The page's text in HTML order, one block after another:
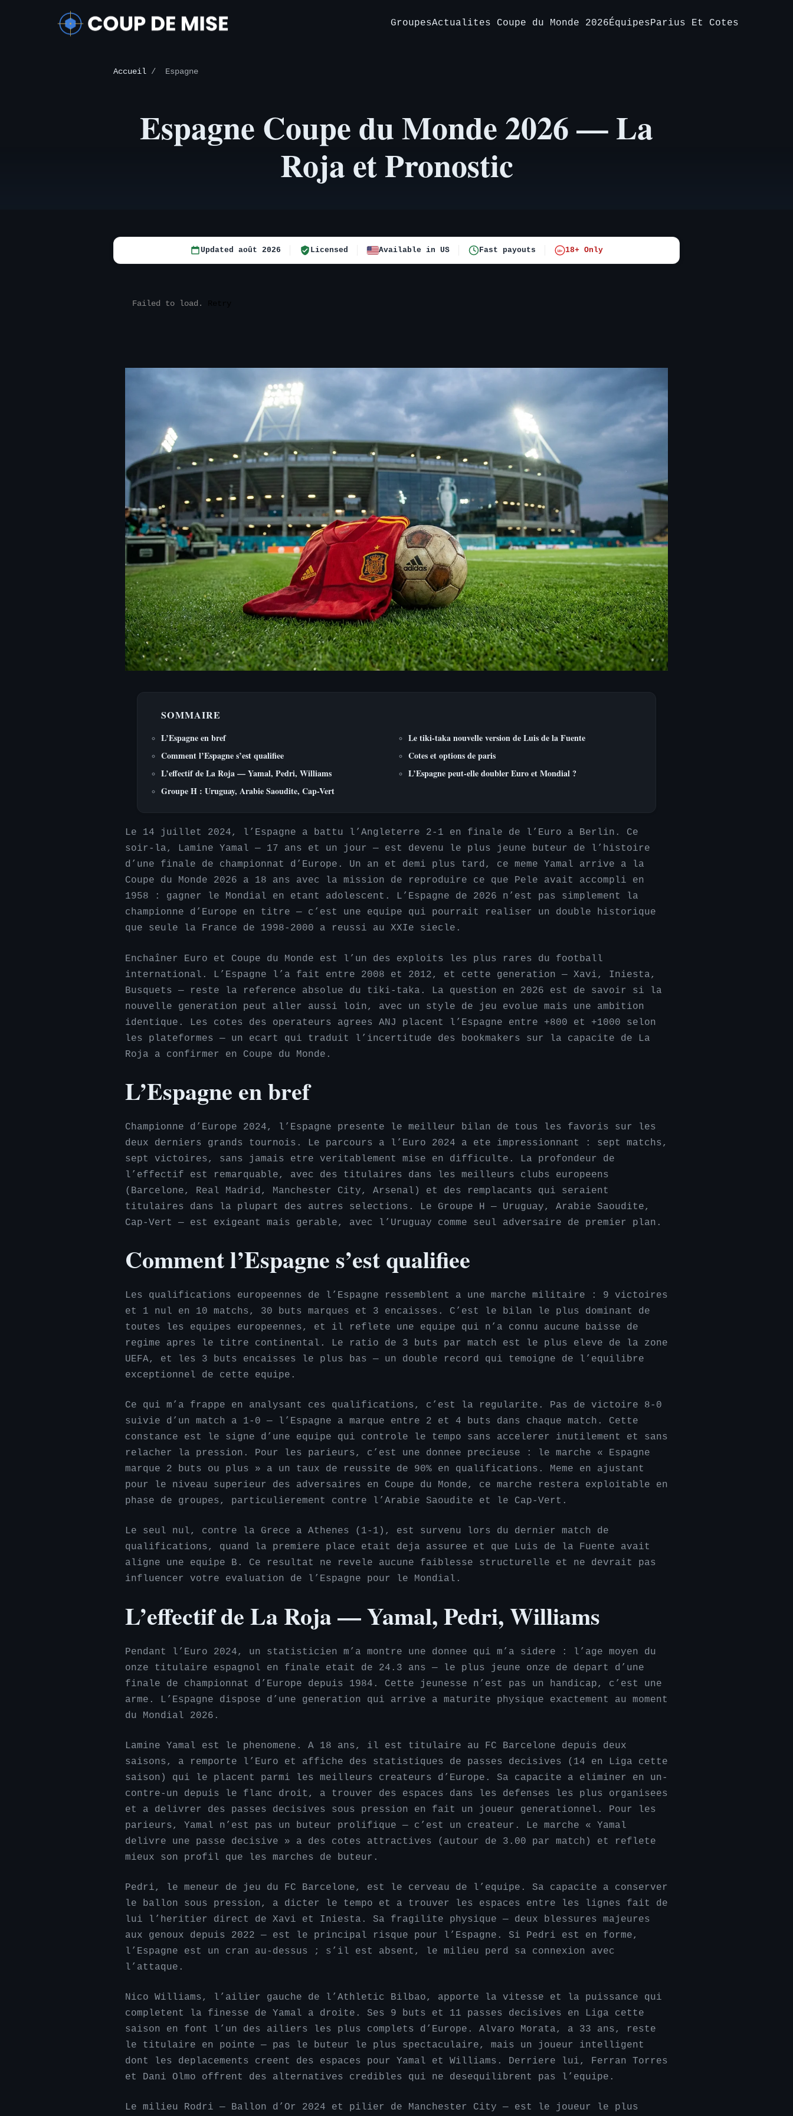
GroupesActualites Coupe du Monde 2026ÉquipesParius Et Cotes
Accueil / Espagne
Espagne Coupe du Monde 2026 — La
Roja et Pronostic
Updated août 2026 Licensed Available in US Fast payouts 18+ 18+ Only
Failed to load.
SOMMAIRE
L’Espagne en bref
Comment l’Espagne s’est qualifiee
L’effectif de La Roja — Yamal, Pedri, Williams
Groupe H : Uruguay, Arabie Saoudite, Cap-Vert
Le tiki-taka nouvelle version de Luis de la Fuente
Cotes et options de paris
L’Espagne peut-elle doubler Euro et Mondial ?
Le 14 juillet 2024, l’Espagne a battu l’Angleterre 2-1 en finale de l’Euro a Berlin. Ce
soir-la, Lamine Yamal — 17 ans et un jour — est devenu le plus jeune buteur de l’histoire
d’une finale de championnat d’Europe. Un an et demi plus tard, ce meme Yamal arrive a la
Coupe du Monde 2026 a 18 ans avec la mission de reproduire ce que Pele avait accompli en
1958 : gagner le Mondial en etant adolescent. L’Espagne de 2026 n’est pas simplement la
championne d’Europe en titre — c’est une equipe qui pourrait realiser un double historique
que seule la France de 1998-2000 a reussi au XXIe siecle.
Enchaîner Euro et Coupe du Monde est l’un des exploits les plus rares du football
international. L’Espagne l’a fait entre 2008 et 2012, et cette generation — Xavi, Iniesta,
Busquets — reste la reference absolue du tiki-taka. La question en 2026 est de savoir si la
nouvelle generation peut aller aussi loin, avec un style de jeu evolue mais une ambition
identique. Les cotes des operateurs agrees ANJ placent l’Espagne entre +800 et +1000 selon
les plateformes — un ecart qui traduit l’incertitude des bookmakers sur la capacite de La
Roja a confirmer en Coupe du Monde.
L’Espagne en bref
Championne d’Europe 2024, l’Espagne presente le meilleur bilan de tous les favoris sur les
deux derniers grands tournois. Le parcours a l’Euro 2024 a ete impressionnant : sept matchs,
sept victoires, sans jamais etre veritablement mise en difficulte. La profondeur de
l’effectif est remarquable, avec des titulaires dans les meilleurs clubs europeens
(Barcelone, Real Madrid, Manchester City, Arsenal) et des remplacants qui seraient
titulaires dans la plupart des autres selections. Le Groupe H — Uruguay, Arabie Saoudite,
Cap-Vert — est exigeant mais gerable, avec l’Uruguay comme seul adversaire de premier plan.
Comment l’Espagne s’est qualifiee
Les qualifications europeennes de l’Espagne ressemblent a une marche militaire : 9 victoires
et 1 nul en 10 matchs, 30 buts marques et 3 encaisses. C’est le bilan le plus dominant de
toutes les equipes europeennes, et il reflete une equipe qui n’a connu aucune baisse de
regime apres le titre continental. Le ratio de 3 buts par match est le plus eleve de la zone
UEFA, et les 3 buts encaisses le plus bas — un double record qui temoigne de l’equilibre
exceptionnel de cette equipe.
Ce qui m’a frappe en analysant ces qualifications, c’est la regularite. Pas de victoire 8-0
suivie d’un match a 1-0 — l’Espagne a marque entre 2 et 4 buts dans chaque match. Cette
constance est le signe d’une equipe qui controle le tempo sans accelerer inutilement et sans
relacher la pression. Pour les parieurs, c’est une donnee precieuse : le marche « Espagne
marque 2 buts ou plus » a un taux de reussite de 90% en qualifications. Meme en ajustant
pour le niveau superieur des adversaires en Coupe du Monde, ce marche restera exploitable en
phase de groupes, particulierement contre l’Arabie Saoudite et le Cap-Vert.
Le seul nul, contre la Grece a Athenes (1-1), est survenu lors du dernier match de
qualifications, quand la premiere place etait deja assuree et que Luis de la Fuente avait
aligne une equipe B. Ce resultat ne revele aucune faiblesse structurelle et ne devrait pas
influencer votre evaluation de l’Espagne pour le Mondial.
L’effectif de La Roja — Yamal, Pedri, Williams
Pendant l’Euro 2024, un statisticien m’a montre une donnee qui m’a sidere : l’age moyen du
onze titulaire espagnol en finale etait de 24.3 ans — le plus jeune onze de depart d’une
finale de championnat d’Europe depuis 1984. Cette jeunesse n’est pas un handicap, c’est une
arme. L’Espagne dispose d’une generation qui arrive a maturite physique exactement au moment
du Mondial 2026.
Lamine Yamal est le phenomene. A 18 ans, il est titulaire au FC Barcelone depuis deux
saisons, a remporte l’Euro et affiche des statistiques de passes decisives (14 en Liga cette
saison) qui le placent parmi les meilleurs createurs d’Europe. Sa capacite a eliminer en un-
contre-un depuis le flanc droit, a trouver des espaces dans les defenses les plus organisees
et a delivrer des passes decisives sous pression en fait un joueur generationnel. Pour les
parieurs, Yamal n’est pas un buteur prolifique — c’est un createur. Le marche « Yamal
delivre une passe decisive » a des cotes attractives (autour de 3.00 par match) et reflete
mieux son profil que les marches de buteur.
Pedri, le meneur de jeu du FC Barcelone, est le cerveau de l’equipe. Sa capacite a conserver
le ballon sous pression, a dicter le tempo et a trouver les espaces entre les lignes fait de
lui l’heritier direct de Xavi et Iniesta. Sa fragilite physique — deux blessures majeures
aux genoux depuis 2022 — est le principal risque pour l’Espagne. Si Pedri est en forme,
l’Espagne est un cran au-dessus ; s’il est absent, le milieu perd sa connexion avec
l’attaque.
Nico Williams, l’ailier gauche de l’Athletic Bilbao, apporte la vitesse et la puissance qui
completent la finesse de Yamal a droite. Ses 9 buts et 11 passes decisives en Liga cette
saison en font l’un des ailiers les plus complets d’Europe. Alvaro Morata, a 33 ans, reste
le titulaire en pointe — pas le buteur le plus spectaculaire, mais un joueur intelligent
dont les deplacements creent des espaces pour Yamal et Williams. Derriere lui, Ferran Torres
et Dani Olmo offrent des alternatives credibles qui ne desequilibrent pas l’equipe.
Le milieu Rodri — Ballon d’Or 2024 et pilier de Manchester City — est le joueur le plus